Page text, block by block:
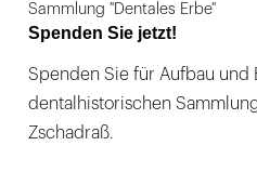
Sammlung "Dentales Erbe"
Spenden Sie jetzt!
Spenden Sie für Aufbau und
dentalhistorischen
Zschadraß.